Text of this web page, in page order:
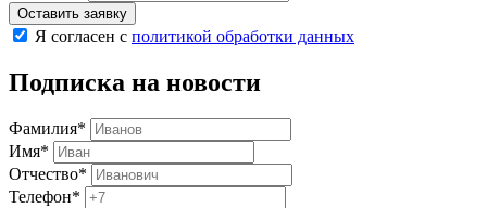
Оставить заявку
Я согласен с политикой обработки данных
Подписка на новости
Фамилия*
Имя*
Отчество*
Телефон*